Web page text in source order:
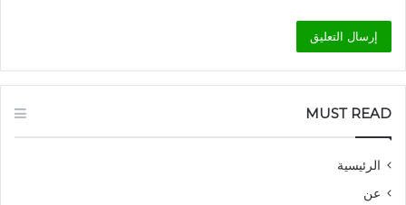
MUST READ
الرئيسية
عن